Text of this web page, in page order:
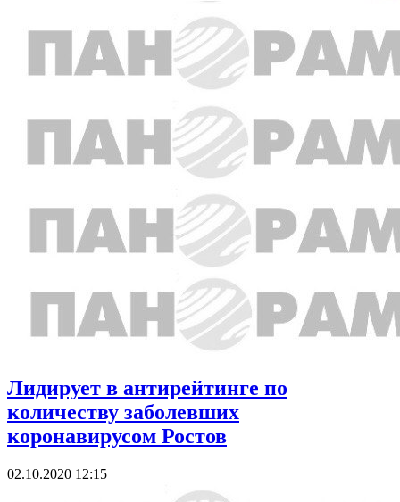
Лидирует в антирейтинге по
количеству заболевших
коронавирусом Ростов
02.10.2020 12:15